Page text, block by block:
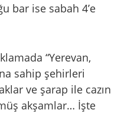
bar ise sabah 4’e
“Yerevan,
sahip şehirleri
ve şarap ile cazın
akşamlar… İşte